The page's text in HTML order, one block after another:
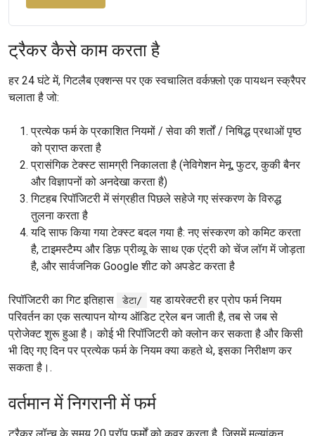
ट्रैकर कैसे काम करता है
हर 24 घंटे में, गिटलैब एक्शन्स पर एक स्वचालित वर्कफ़्लो एक पायथन स्क्रैपर
चलाता है जो:
प्रत्येक फर्म के प्रकाशित नियमों / सेवा की शर्तों / निषिद्ध प्रथाओं पृष्ठ
को प्राप्त करता है
प्रासंगिक टेक्स्ट सामग्री निकालता है (नेविगेशन मेनू, फुटर, कुकी बैनर
और विज्ञापनों को अनदेखा करता है)
गिटहब रिपॉजिटरी में संग्रहीत पिछले सहेजे गए संस्करण के विरुद्ध
तुलना करता है
यदि साफ किया गया टेक्स्ट बदल गया है: नए संस्करण को कमिट करता
है, टाइमस्टैम्प और डिफ़ प्रीव्यू के साथ एक एंट्री को चेंज लॉग में जोड़ता
है, और सार्वजनिक Google शीट को अपडेट करता है
रिपॉजिटरी का गिट इतिहास डेटा/
यह डायरेक्टरी हर प्रोप फर्म नियम
परिवर्तन का एक सत्यापन योग्य ऑडिट ट्रेल बन जाती है, तब से जब से
प्रोजेक्ट शुरू हुआ है। कोई भी रिपॉजिटरी को क्लोन कर सकता है और किसी
भी दिए गए दिन पर प्रत्येक फर्म के नियम क्या कहते थे, इसका निरीक्षण कर
सकता है।.
वर्तमान में निगरानी में फर्म